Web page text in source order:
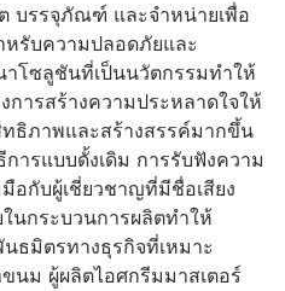
บรรจุภัณฑ์ และจำหน่ายเพื่อ
หรับความปลอดภัยและ
โซลูชันที่เป็นนวัตกรรมทำให้
ารสร้างความประหลาดใจให้
ธิภาพและสร้างสรรค์มากขึ้น
ารแบบดั้งเดิม การรับฟังความ
อกับผู้เชี่ยวชาญที่มีชื่อเสียง
นกระบวนการผลิตทำให้
ธมิตรทางธุรกิจที่เหมาะ
ม ผู้ผลิตไอศกรีมมาสเตอร์